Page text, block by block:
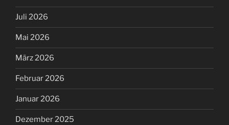
Juli 2026
Mai 2026
März 2026
Februar 2026
Januar 2026
Dezember 2025